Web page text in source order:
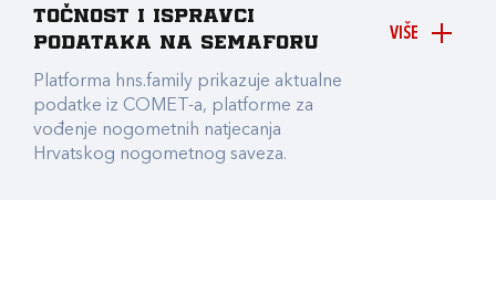
VIŠE
točnost i ispravci
podataka na Semaforu
Platforma hns.family prikazuje aktualne
podatke iz COMET-a, platforme za
vođenje nogometnih natjecanja
Hrvatskog nogometnog saveza.